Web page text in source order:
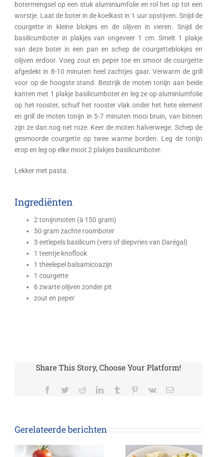
botermengsel op een stuk aluminiumfolie en rol het op tot een
worstje. Laat de boter in de koelkast in 1 uur opstijven. Snijd de
courgette in kleine blokjes en de olijven in vieren. Snijd de
basilicumboter in plakjes van ongeveer 1 cm. Smelt 1 plakje
van deze boter in een pan en schep de courgetteblokjes en
olijven erdoor. Voeg zout en peper toe en smoor de courgette
afgedekt in 8-10 minuten heel zachtjes gaar. Verwarm de grill
voor op de hoogste stand. Bestrijk de moten tonijn aan beide
kanten met 1 plakje basilicumboter en leg ze op aluminiumfolie
op het rooster, schuif het rooster vlak onder het hete element
en grill de moten tonijn in 5-7 minuten mooi bruin, van binnen
zijn ze dan nog net roze. Keer de moten halverwege. Schep de
gesmoorde courgette op twee warme borden. Leg de tonijn
erop en leg op elke moot 2 plakjes basilicumboter.
Lekker met pasta.
Ingrediënten
2 tonijnmoten (à 150 gram)
50 gram zachte roomboter
3 eetlepels basilicum (vers of diepvries van Darégal)
1 teentje knoflook
1 theelepel balsamicoazijn
1 courgette
6 zwarte olijven zonder pit
zout en peper
Share This Story, Choose Your Platform!
Facebook
TwitterRedditLinkedInTumblr Pinterest
Vk
E-
Gerelateerde berichten